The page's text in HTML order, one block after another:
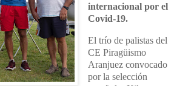
internacional por el
Covid-19.
El trío de palistas del
CE Piragüismo
Aranjuez convocado
por la selección